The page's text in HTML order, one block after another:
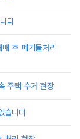
다
후 폐기물처리
주택 수거 현장
습니다